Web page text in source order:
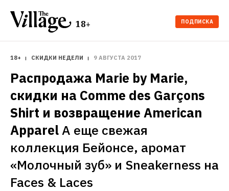
18+ ПОДПИСКА
18+ СКИДКИ НЕДЕЛИ 9 АВГУСТА 2017
Распродажа Marie by Marie,
скидки на Comme des Garçons
Shirt и возвращение American
ApparelА еще свежая
коллекция Бейонсе, аромат
«Молочный зуб» и Sneakerness на
Faces & Laces